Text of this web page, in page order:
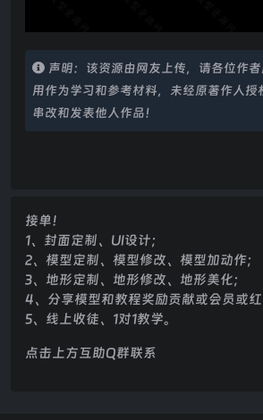
声明：该资源由网友上传，请各位作
用作为学习和参考材料，未经原著作人授
串改和发表他人作品！
接单！
1、封面定制、UI设计；
2、模型定制、模型修改、模型加动作；
3、地形定制、地形修改、地形美化；
4、分享模型和教程奖励贡献或会员或红
5、线上收徒、1对1教学。
点击上方互助Q群联系